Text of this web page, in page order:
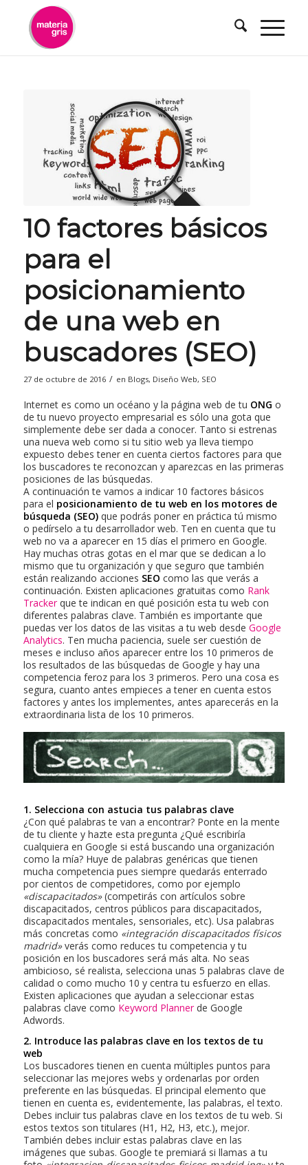
contenido
10 factores básicos
para el
posicionamiento
de una web en
buscadores (SEO)
27 de octubre de 2016 / en Blogs, Diseño Web, SEO
Internet es como un océano y la página web de tu ONG o
de tu nuevo proyecto empresarial es sólo una gota que
simplemente debe ser dada a conocer. Tanto si estrenas
una nueva web como si tu sitio web ya lleva tiempo
expuesto debes tener en cuenta ciertos factores para que
los buscadores te reconozcan y aparezcas en las primeras
posiciones de las búsquedas.
A continuación te vamos a indicar 10 factores básicos
para el posicionamiento de tu web en los motores de
búsqueda (SEO)que podrás poner en práctica tú mismo
o pedírselo a tu desarrollador web. Ten en cuenta que tu
web no va a aparecer en 15 días el primero en Google.
Hay muchas otras gotas en el mar que se dedican a lo
mismo que tu organización y que seguro que también
están realizando acciones SEO como las que verás a
continuación. Existen aplicaciones gratuitas como Rank
Trackerque te indican en qué posición esta tu web con
diferentes palabras clave. También es importante que
puedas ver los datos de las visitas a tu web desde Google
Analytics. Ten mucha paciencia, suele ser cuestión de
meses e incluso años aparecer entre los 10 primeros de
los resultados de las búsquedas de Google y hay una
competencia feroz para los 3 primeros. Pero una cosa es
segura, cuanto antes empieces a tener en cuenta estos
factores y antes los implementes, antes aparecerás en la
extraordinaria lista de los 10 primeros.
1. Selecciona con astucia tus palabras clave
¿Con qué palabras te van a encontrar? Ponte en la mente
de tu cliente y hazte esta pregunta ¿Qué escribiría
cualquiera en Google si está buscando una organización
como la mía? Huye de palabras genéricas que tienen
mucha competencia pues siempre quedarás enterrado
por cientos de competidores, como por ejemplo
«discapacitados»(competirás con artículos sobre
discapacitados, centros públicos para discapacitados,
discapacitados mentales, sensoriales, etc). Usa palabras
más concretas como «integración discapacitados físicos
madrid»verás como reduces tu competencia y tu
posición en los buscadores será más alta. No seas
ambicioso, sé realista, selecciona unas 5 palabras clave de
calidad o como mucho 10 y centra tu esfuerzo en ellas.
Existen aplicaciones que ayudan a seleccionar estas
palabras clave como Keyword Plannerde Google
Adwords.
2. Introduce las palabras clave en los textos de tu
web
Los buscadores tienen en cuenta múltiples puntos para
seleccionar las mejores webs y ordenarlas por orden
preferente en las búsquedas. El principal elemento que
tienen en cuenta es, evidentemente, las palabras, el texto.
Debes incluir tus palabras clave en los textos de tu web. Si
estos textos son titulares (H1, H2, H3, etc.), mejor.
También debes incluir estas palabras clave en las
imágenes que subas. Google te premiará si llamas a tu